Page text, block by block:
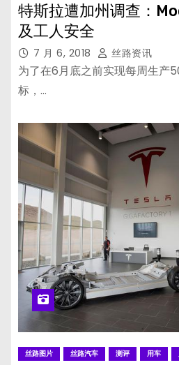
特斯拉遭加州调查：
及工人安全
7 月 6, 2018 丝路资讯
为了在6月底之前实现每周生产
标，…
丝路图片 丝路汽车 测评 用车